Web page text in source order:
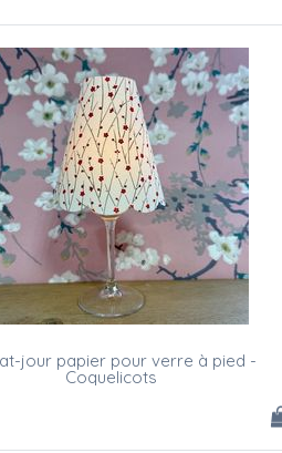
jour papier pour verre à pied -
Coquelicots